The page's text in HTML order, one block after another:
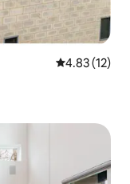
Calificación
4.83 (12)